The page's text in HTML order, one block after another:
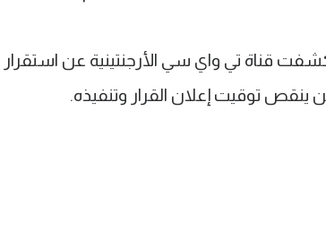
قناة تي واي سي الأرجنتينية عن استقرار
ينقص توقيت إعلان القرار وتنفيذه.